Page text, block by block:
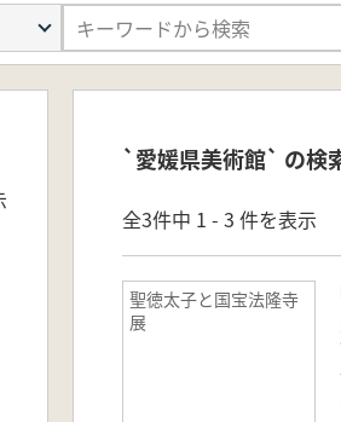
`愛媛県美術館` の検
全3件中 1 - 3 件を表示
聖徳太子と国宝法隆寺
展